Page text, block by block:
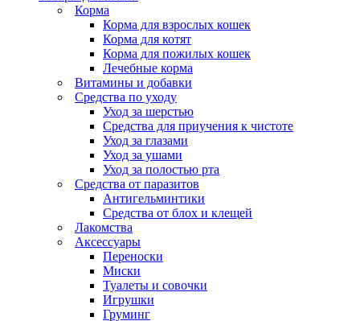
Корма
Корма для взрослых кошек
Корма для котят
Корма для пожилых кошек
Лечебные корма
Витамины и добавки
Средства по уходу
Уход за шерстью
Средства для приучения к чистоте
Уход за глазами
Уход за ушами
Уход за полостью рта
Средства от паразитов
Антигельминтики
Средства от блох и клещей
Лакомства
Аксессуары
Переноски
Миски
Туалеты и совочки
Игрушки
Груминг